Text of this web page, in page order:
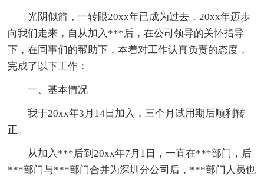
光阴似箭，一转眼20xx年已成为过去，20xx年迈步
向我们走来，自从加入***后，在公司领导的关怀指导
下，在同事们的帮助下，本着对工作认真负责的态度，
完成了以下工作：
一、基本情况
我于20xx年3月14日加入，三个月试用期后顺利转
正。
从加入***后到20xx年7月1日，一直在***部门，后
***部门与***部门合并为深圳分公司后，***部门人员也